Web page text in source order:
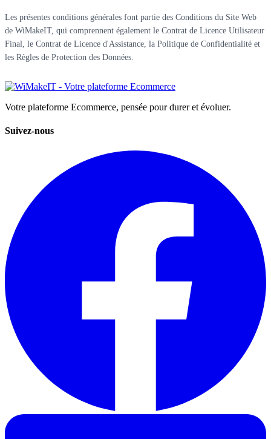
Les présentes conditions générales font partie des Conditions du Site Web
de WiMakeIT, qui comprennent également le Contrat de Licence Utilisateur
Final, le Contrat de Licence d'Assistance, la Politique de Confidentialité et
les Règles de Protection des Données.
Votre plateforme Ecommerce, pensée pour durer et évoluer.
Suivez-nous